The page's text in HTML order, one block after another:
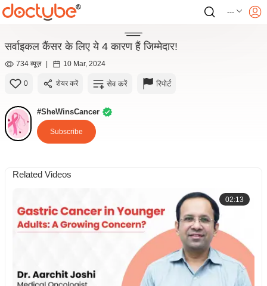
---
सर्वाइकल कैंसर के लिए ये 4 कारण हैं जिम्मेदार!
734 व्यूज़ | 10 Mar, 2024
0 शेयर करें सेव करें रिपोर्ट
#SheWinsCancer
Subscribe
Related Videos
02:13